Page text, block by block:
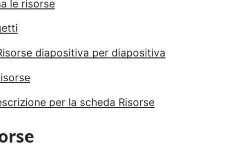
le risorse
diapositiva per diapositiva
per la scheda Risorse